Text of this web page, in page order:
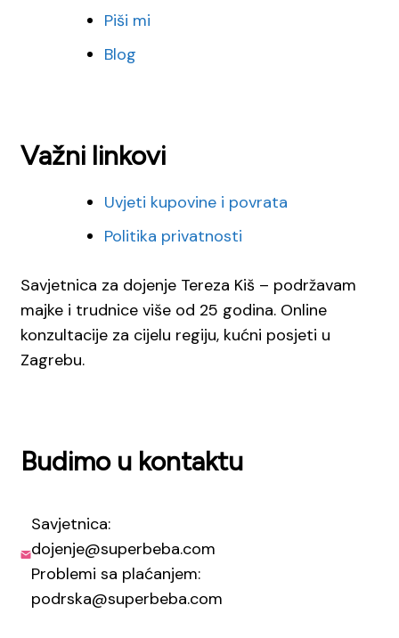
Piši mi
Blog
Važni linkovi
Uvjeti kupovine i povrata
Politika privatnosti
Savjetnica za dojenje Tereza Kiš – podržavam
majke i trudnice više od 25 godina. Online
konzultacije za cijelu regiju, kućni posjeti u
Zagrebu.
Budimo u kontaktu
Savjetnica:
dojenje@superbeba.com
Problemi sa plaćanjem:
podrska@superbeba.com